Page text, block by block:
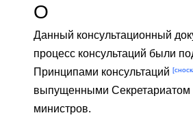
О
Данный консультационный
процесс консультаций были
Принципами консультаций
выпущенными Секретариатом
министров.